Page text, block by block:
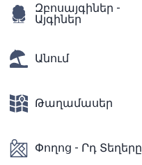
Զբոսայգիներ -
Այգիներ
Անում
Թաղամասեր
Փողոց - Րդ Տեղերը